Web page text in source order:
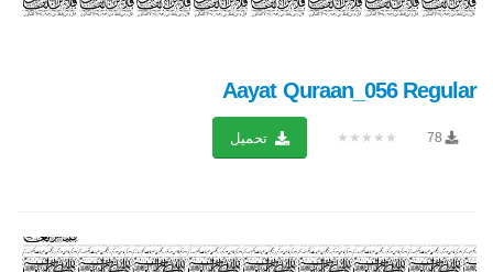
Aayat Quraan_056 Regular
78
★★★★★ تحميل